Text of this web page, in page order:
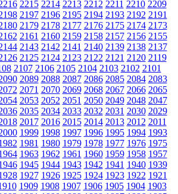
2215 2214 2213 2212 2211 2210 2209
2197 2196 2195 2194 2193 2192 2191
2179 2178 2177 2176 2175 2174 2173
2161 2160 2159 2158 2157 2156 2155
2143 2142 2141 2140 2139 2138 2137
2125 2124 2123 2122 2121 2120 2119
2107 2106 2105 2104 2103 2102 2101
2089 2088 2087 2086 2085 2084 2083
2071 2070 2069 2068 2067 2066 2065
2053 2052 2051 2050 2049 2048 2047
2035 2034 2033 2032 2031 2030 2029
2017 2016 2015 2014 2013 2012 2011
1999 1998 1997 1996 1995 1994 1993
1981 1980 1979 1978 1977 1976 1975
1963 1962 1961 1960 1959 1958 1957
1945 1944 1943 1942 1941 1940 1939
1927 1926 1925 1924 1923 1922 1921
1909 1908 1907 1906 1905 1904 1903